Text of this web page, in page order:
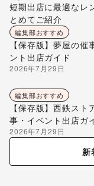
短期出店に最適なレ
とめてご紹介
編集部おすすめ
【保存版】夢屋の催
ント出店ガイド
2026年7月29日
編集部おすすめ
【保存版】西鉄スト
事・イベント出店ガ
2026年7月29日
新